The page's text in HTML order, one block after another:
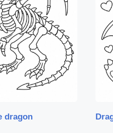
dragon